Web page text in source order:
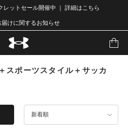
レットセール開催中 ｜ 詳細はこちら
けに関するお知らせ
スポーツスタイル＋サッカ
新着順